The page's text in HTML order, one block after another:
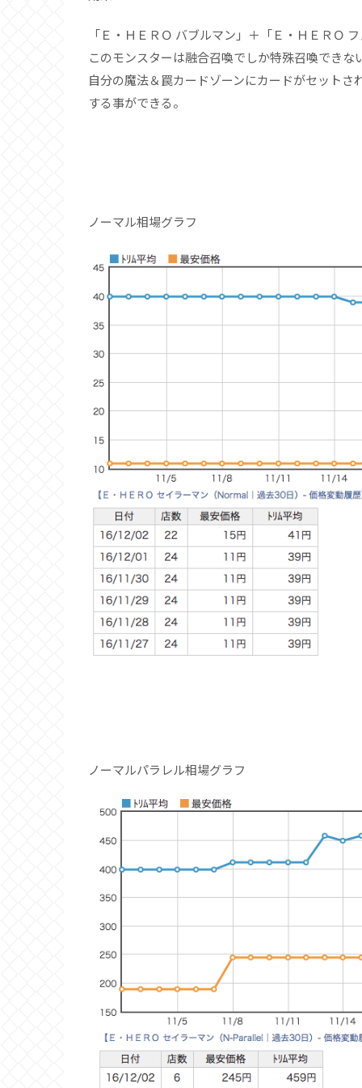
「Ｅ・ＨＥＲＯ バブルマン」＋「Ｅ・ＨＥＲＯ
このモンスターは融合召喚でしか特殊召喚できな
自分の魔法＆罠カードゾーンにカードがセット
する事ができる。
ノーマル相場グラフ
ノーマルパラレル相場グラフ